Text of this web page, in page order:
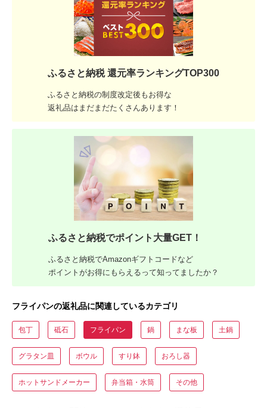
ふるさと納税 還元率ランキングTOP300
ふるさと納税の制度改定後もお得な
返礼品はまだまだたくさんあります！
ふるさと納税でポイント大量GET！
ふるさと納税でAmazonギフトコードなど
ポイントがお得にもらえるって知ってましたか？
フライパンの返礼品に関連しているカテゴリ
包丁 砥石 フライパン 鍋 まな板 土鍋
グラタン皿 ボウル すり鉢 おろし器
ホットサンドメーカー 弁当箱・水筒 その他